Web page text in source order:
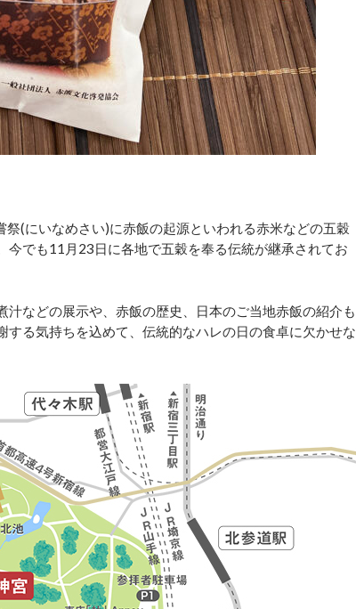
(にいなめさい)に赤飯の起源といわれる赤米などの五穀
でも11月23日に各地で五穀を奉る伝統が継承されてお
などの展示や、赤飯の歴史、日本のご当地赤飯の紹介も
る気持ちを込めて、伝統的なハレの日の食卓に欠かせな